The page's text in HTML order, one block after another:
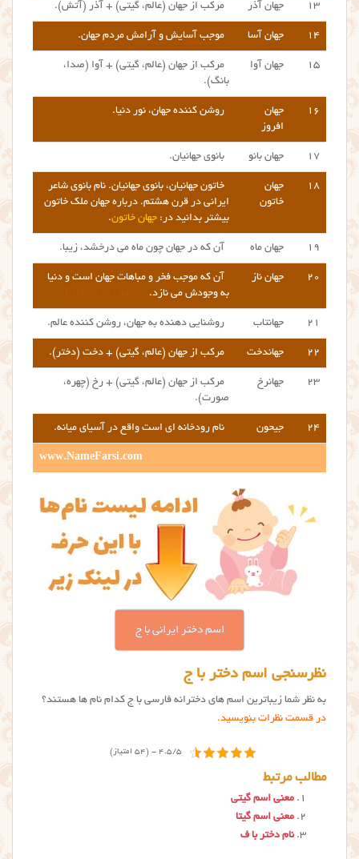
۱۳ جهان آذر مرکب از جهان (عالم، گیتی) + آذر (آتش).
۱۴ جهان آسا موجب آسایش و آرامش مردم جهان.
۱۵ جهان آوا
مرکب از جهان (عالم، گیتی) + آوا (صدا،
بانگ).
۱۶
جهان
افروز
روشن کننده جهان، نور دنیا.
۱۷ جهان بانو بانوی جهانیان.
۱۸
جهان
خاتون
خاتون جهانیان، بانوی جهانیان. نام بانوی شاعر
ایرانی در قرن هشتم. درباره جهان ملک خاتون
بیشتر بدانید در: جهان خاتون.
۱۹ جهان ماه آن که در جهان چون ماه می درخشد، زیبا.
۲۰ جهان ناز
آن که موجب فخر و مباهات جهان است و دنیا
به وجودش می نازد.
۲۱ جهانتاب روشنایی دهنده به جهان، روشن کننده عالم.
۲۲ جهاندخت مرکب از جهان (عالم، گیتی) + دخت (دختر).
۲۳ جهانرخ
مرکب از جهان (عالم، گیتی) + رخ (چهره،
صورت).
۲۴ جیحون نام رودخانه ای است واقع در آسیای میانه.
www.NameFarsi.com
اسم دختر ایرانی با ج
نظرسنجی اسم دختر با ج
به نظر شما زیباترین اسم های دخترانه فارسی با ج کدام نام ها هستند؟
در قسمت نظرات بنویسید.
4.5/5 - (54 امتیاز)
مطالب مرتبط
معنی اسم گیتی
معنی اسم گیتا
نام دختر با ف